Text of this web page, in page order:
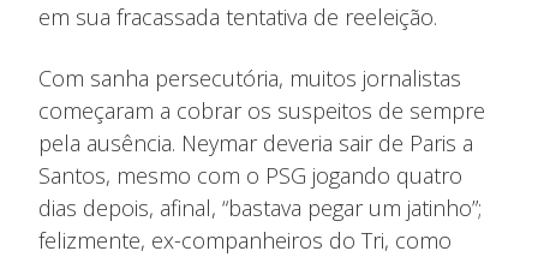
em sua fracassada tentativa de reeleição.
Com sanha persecutória, muitos jornalistas
começaram a cobrar os suspeitos de sempre
pela ausência. Neymar deveria sair de Paris a
Santos, mesmo com o PSG jogando quatro
dias depois, afinal, “bastava pegar um jatinho”;
felizmente, ex-companheiros do Tri, como